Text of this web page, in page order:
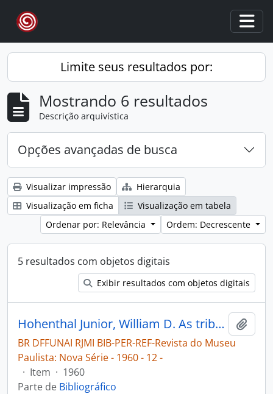
Skip to main content
Limite seus resultados por:
Mostrando 6 resultados
Descrição arquivística
Opções avançadas de busca
Visualizar impressão
Hierarquia
Visualização em ficha
Visualização em tabela
Ordenar por: Relevância
Ordem: Decrescente
5 resultados com objetos digitais
Exibir resultados com objetos digitais
Hohenthal Junior, William D. As tribos indígenas do Médio e Baixo São Francisco [Revista do Museu Paulista: Nova Série]
BR DFFUNAI RJMI BIB-PER-REF-Revista do Museu
Paulista: Nova Série - 1960 - 12 -
· Item · 1960
Parte de Bibliográfico